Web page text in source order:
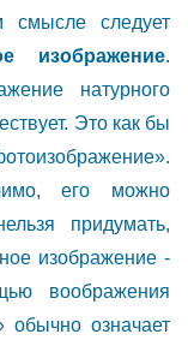
смысле следует
изображение.
натурного
Это как бы
его можно
придумать,
изображение -
воображения
означает